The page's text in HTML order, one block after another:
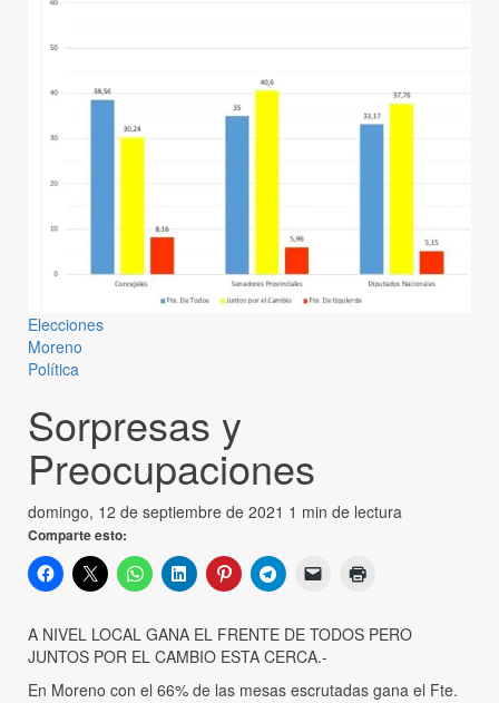
Elecciones
Moreno
Política
Sorpresas y
Preocupaciones
domingo, 12 de septiembre de 2021 1 min de lectura
Comparte esto:
A NIVEL LOCAL GANA EL FRENTE DE TODOS PERO
JUNTOS POR EL CAMBIO ESTA CERCA.-
En Moreno con el 66% de las mesas escrutadas gana el Fte.